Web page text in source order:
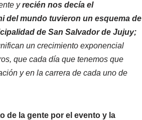
yrecién nos decía el
del mundo tuvieron un esquema de
de San Salvador de Jujuy;
un crecimiento exponencial
que cada día que tenemos que
y en la carrera de cada uno de
de la gente por el evento y la